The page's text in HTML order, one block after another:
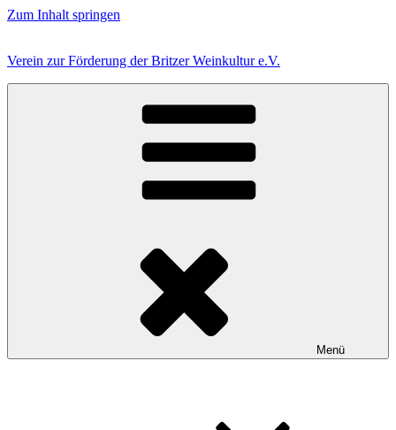
Zum Inhalt springen
Verein zur Förderung der Britzer Weinkultur e.V.
Menü